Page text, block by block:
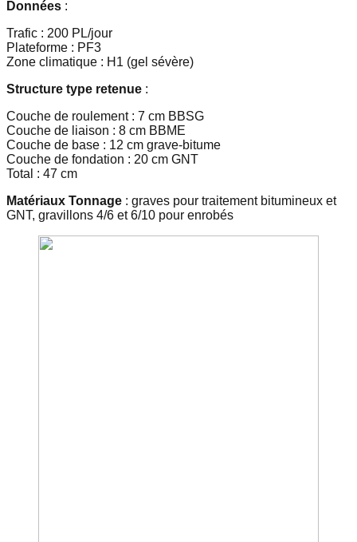
Données :
Trafic : 200 PL/jour
Plateforme : PF3
Zone climatique : H1 (gel sévère)
Structure type retenue :
Couche de roulement : 7 cm BBSG
Couche de liaison : 8 cm BBME
Couche de base : 12 cm grave-bitume
Couche de fondation : 20 cm GNT
Total : 47 cm
Matériaux Tonnage : graves pour traitement bitumineux et
GNT, gravillons 4/6 et 6/10 pour enrobés